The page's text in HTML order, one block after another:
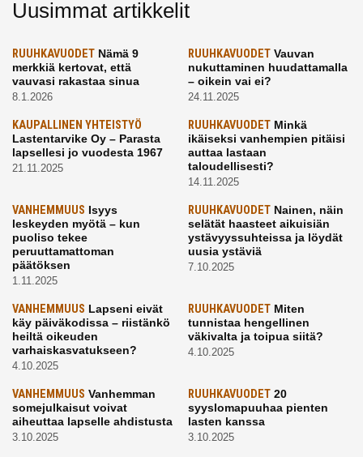
Uusimmat artikkelit
RUUHKAVUODET Nämä 9
merkkiä kertovat, että
vauvasi rakastaa sinua
8.1.2026
RUUHKAVUODETVauvan
nukuttaminen huudattamalla
– oikein vai ei?
24.11.2025
KAUPALLINEN YHTEISTYÖ
Lastentarvike Oy – Parasta
lapsellesi jo vuodesta 1967
21.11.2025
RUUHKAVUODETMinkä
ikäiseksi vanhempien pitäisi
auttaa lastaan
taloudellisesti?
14.11.2025
VANHEMMUUS Isyys
leskeyden myötä – kun
puoliso tekee
peruuttamattoman
päätöksen
1.11.2025
RUUHKAVUODETNainen, näin
selätät haasteet aikuisiän
ystävyyssuhteissa ja löydät
uusia ystäviä
7.10.2025
VANHEMMUUS Lapseni eivät
käy päiväkodissa – riistänkö
heiltä oikeuden
varhaiskasvatukseen?
4.10.2025
RUUHKAVUODETMiten
tunnistaa hengellinen
väkivalta ja toipua siitä?
4.10.2025
VANHEMMUUS Vanhemman
somejulkaisut voivat
aiheuttaa lapselle ahdistusta
3.10.2025
RUUHKAVUODET20
syyslomapuuhaa pienten
lasten kanssa
3.10.2025